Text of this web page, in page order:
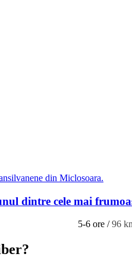
dintre cele mai
5-6 ore / 96